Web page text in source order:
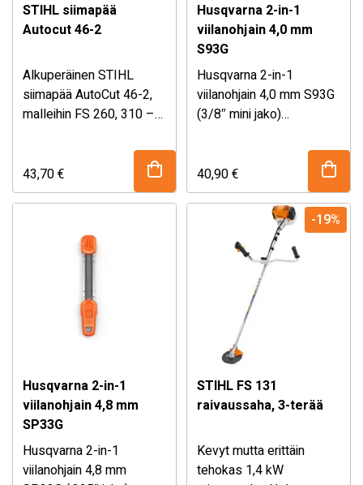
muiden leikkuulaitteiden
vaihdosta vaivatonta.
STIHL siimapää
Autocut 46-2
Alkuperäinen STIHL
siimapää AutoCut 46-2,
malleihin FS 260, 310 –
43,70€
Husqvarna 2-in-1
viilanohjain 4,0 mm
S93G
Husqvarna 2-in-1
viilanohjain 4,0 mm S93G
(3/8″ mini jako)
moottorisahan teräketjun
tarkan ja nopean
teroituksen yhdellä
työkalulla. Samanaikainen
leikkuureunojen ja
puruhampaiden viilaus
säästää aikaa ja
varmistaa tasaisen
leikkuutuloksen.
40,90€
Husqvarna 2-in-1
viilanohjain 4,8 mm
SP33G
Husqvarna 2-in-1
viilanohjain 4,8 mm
-19%
STIHL FS 131
raivaussaha, 3-terää
Kevyt mutta erittäin
tehokas 1,4 kW